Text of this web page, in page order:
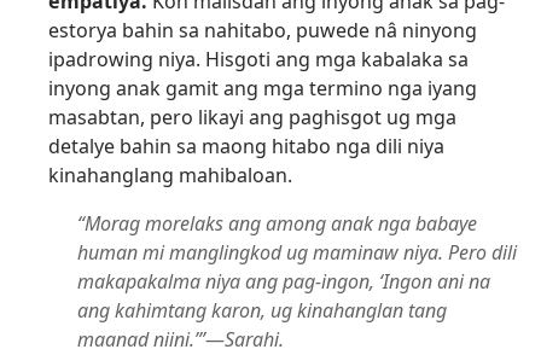
estorya bahin sa nahitabo, puwede nâ ninyong
ipadrowing niya. Hisgoti ang mga kabalaka sa
inyong anak gamit ang mga termino nga iyang
masabtan, pero likayi ang paghisgot ug mga
detalye bahin sa maong hitabo nga dili niya
kinahanglang mahibaloan.
“Morag morelaks ang among anak nga babaye
human mi manglingkod ug maminaw niya. Pero dili
makapakalma niya ang pag-ingon, ‘Ingon ani na
ang kahimtang karon, ug kinahanglan tang
maanad niini.’”​—Sarahi.